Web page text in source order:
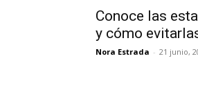
Conoce las
y cómo
Nora Estrada - 21 junio,